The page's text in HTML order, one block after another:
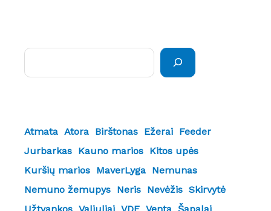
Atmata Atora Birštonas Ežerai Feeder
Jurbarkas Kauno marios Kitos upės
Kuršių marios MaverLyga Nemunas
Nemuno žemupys Neris Nevėžis Skirvytė